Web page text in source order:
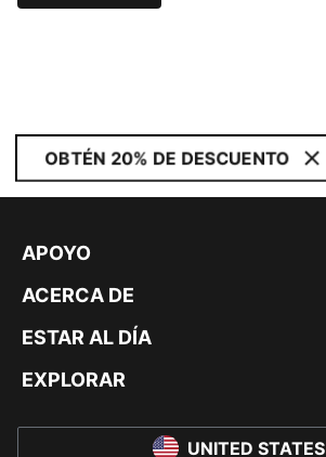
OBTÉN 20% DE DESCUENTO
APOYO
ACERCA DE
ESTAR AL DÍA
EXPLORAR
UNITED STATES